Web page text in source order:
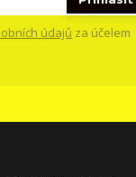
údajů za účelem